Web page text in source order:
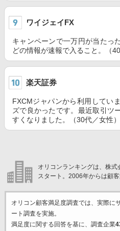
ワイジェイFX
キャンペーンで一万円が当たっ
どの情報が速報で入ること。（40
楽天証券
FXCMジャパンから利用してい
ズで良かったです。最近取引ツ
すくなりました。（30代／女性）
オリコンランキングは、株
スタート。2006年からは顧客
オリコン顧客満足度調査では、実際に
ート調査を実施。
満足度に関する回答を基に、調査企業